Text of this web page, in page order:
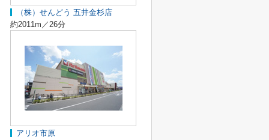
（株）せんどう 五井金杉店
約2011m／26分
アリオ市原